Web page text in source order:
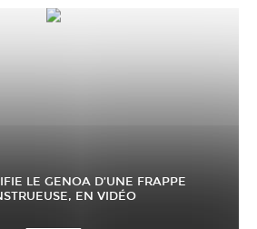
LE GENOA D’UNE FRAPPE
EN VIDÉO